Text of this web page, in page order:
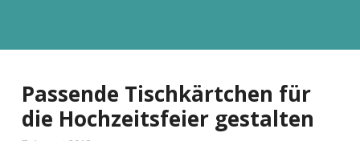
Passende Tischkärtchen für
die Hochzeitsfeier gestalten